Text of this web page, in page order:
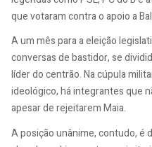
que votaram contra o apoio a
A um mês para a eleição
conversas de bastidor, se
líder do centrão. Na cúpula
ideológico, há integrantes que
apesar de rejeitarem Maia.
A posição unânime, contudo, é